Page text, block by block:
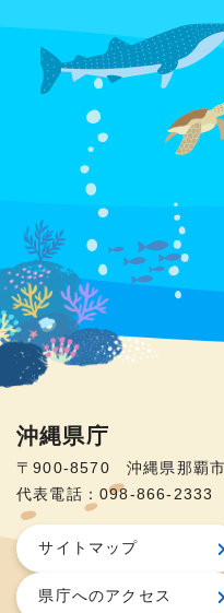
沖縄県庁
〒900-8570 沖縄県那覇
代表電話：098-866-2333
サイトマップ
県庁へのアクセス